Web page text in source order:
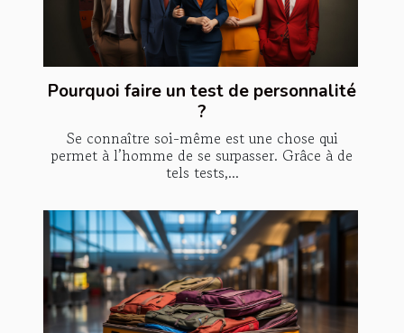
Pourquoi faire un test de personnalité
?
Se connaître soi-même est une chose qui
permet à l’homme de se surpasser. Grâce à de
tels tests,...